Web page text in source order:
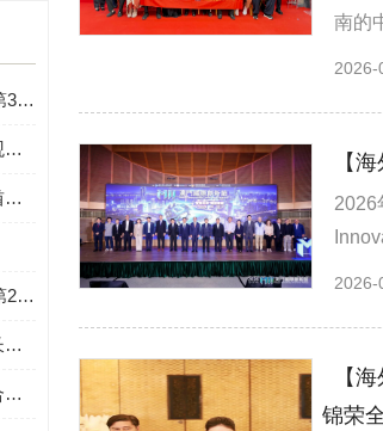
2026年《中国侨商资讯》第30期
泰国河南总商会组织包场观影《给阿嬷的情书》：联结豫泰桑梓情
【海外顾问】中国驻阿联酋使馆隆重举办招待会热烈庆祝中国人民解放军建军99周年 金国中会长应邀出席
2026年《中国侨商资讯》第29期
泰中侨商联合会祁晓云会长一行拜访泰国中华总商会
【海外顾问】泰中侨商联合会主席邝锦荣出席“丝路云帆・侨助千企万品出海”专场活动
南的
2026-
【
2026
2026-
【
锦荣